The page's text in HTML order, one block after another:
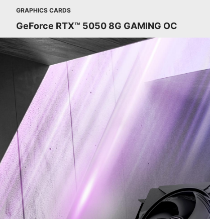
GRAPHICS CARDS
GeForce RTX™ 5050 8G GAMING OC